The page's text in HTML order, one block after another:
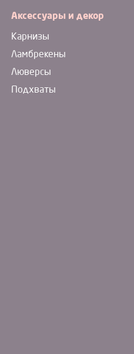
Аксессуары и декор
Карнизы
Ламбрекены
Люверсы
Подхваты